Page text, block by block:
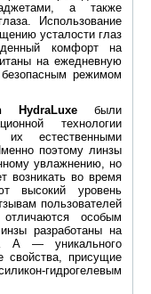
а также
Использование
усталости глаз
комфорт на
на ежедневную
режимом
HydraLuxe были
технологии
их естественными
поэтому линзы
увлажнению, но
возникать во время
высокий уровень
пользователей
особым
разработаны на
А — уникального
свойства, присущие
гидрогелевым